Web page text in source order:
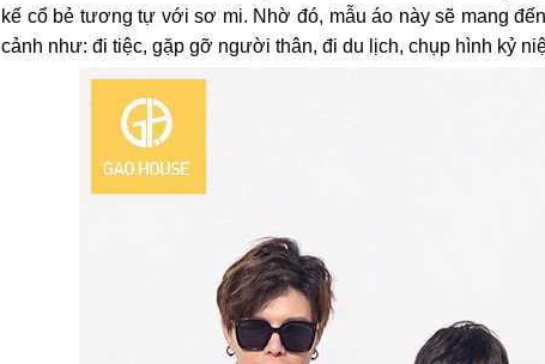
kế cổ bẻ tương tự với sơ mi. Nhờ đó, mẫu áo này sẽ mang
cảnh như: đi tiệc, gặp gỡ người thân, đi du lịch, chụp hình kỷ